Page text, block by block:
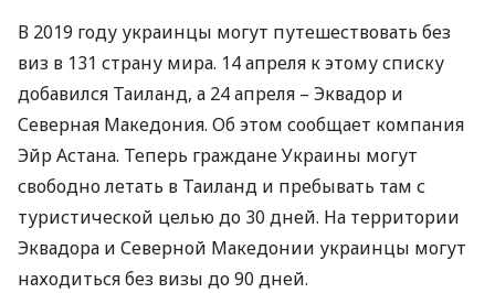
В 2019 году украинцы могут путешествовать без
виз в 131 страну мира. 14 апреля к этому списку
добавился Таиланд, а 24 апреля – Эквадор и
Северная Македония. Об этом сообщает компания
Эйр Астана. Теперь граждане Украины могут
свободно летать в Таиланд и пребывать там с
туристической целью до 30 дней. На территории
Эквадора и Северной Македонии украинцы могут
находиться без визы до 90 дней.